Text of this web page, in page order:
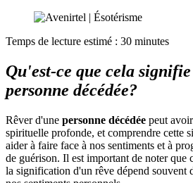
Temps de lecture estimé : 30 minutes
Qu'est-ce que cela
personne décédée?
Rêver d'une personne décédée peut
spirituelle profonde, et comprendre cette
aider à faire face à nos sentiments et à
de guérison. Il est important de noter que
la signification d'un rêve dépend souvent